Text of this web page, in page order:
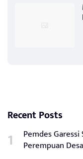
Recent Posts
Pemdes
Perempuan Desa